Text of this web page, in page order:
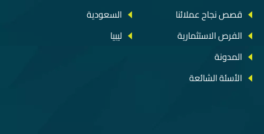
قصص نجاح عملائنا
الفرص الاستثمارية
المدونة
الأسئة الشائعة
السعودية
ليبيا